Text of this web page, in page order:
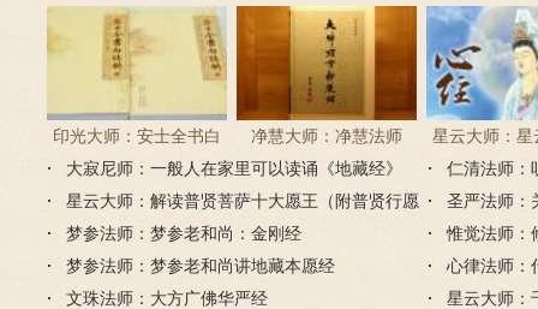
印光大师：安士全书白
话解
净慧大师：净慧法师
《楞严经》浅译
星云大师：星
《心经
大寂尼师：一般人在家里可以读诵《地藏经》
吗？
仁清法师：
星云大师：解读普贤菩萨十大愿王（附普贤行愿
品全文）
圣严法师：
梦参法师：梦参老和尚：金刚经
惟觉法师：
梦参法师：梦参老和尚讲地藏本愿经
心律法师：
文珠法师：大方广佛华严经
星云大师：